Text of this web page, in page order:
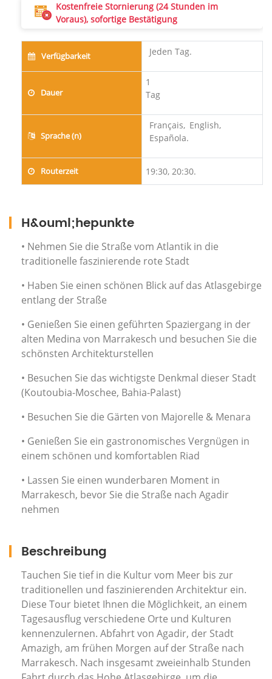
Kostenfreie Stornierung (24 Stunden im
Voraus), sofortige Bestätigung
Verfügbarkeit Jeden Tag.
Dauer
1
Tag
Sprache (n)
Français, English,
Española.
Routerzeit 19:30, 20:30.
H&ouml;hepunkte
• Nehmen Sie die Straße vom Atlantik in die
traditionelle faszinierende rote Stadt
• Haben Sie einen schönen Blick auf das Atlasgebirge
entlang der Straße
• Genießen Sie einen geführten Spaziergang in der
alten Medina von Marrakesch und besuchen Sie die
schönsten Architekturstellen
• Besuchen Sie das wichtigste Denkmal dieser Stadt
(Koutoubia-Moschee, Bahia-Palast)
• Besuchen Sie die Gärten von Majorelle & Menara
• Genießen Sie ein gastronomisches Vergnügen in
einem schönen und komfortablen Riad
• Lassen Sie einen wunderbaren Moment in
Marrakesch, bevor Sie die Straße nach Agadir
nehmen
Beschreibung
Tauchen Sie tief in die Kultur vom Meer bis zur
traditionellen und faszinierenden Architektur ein.
Diese Tour bietet Ihnen die Möglichkeit, an einem
Tagesausflug verschiedene Orte und Kulturen
kennenzulernen. Abfahrt von Agadir, der Stadt
Amazigh, am frühen Morgen auf der Straße nach
Marrakesch. Nach insgesamt zweieinhalb Stunden